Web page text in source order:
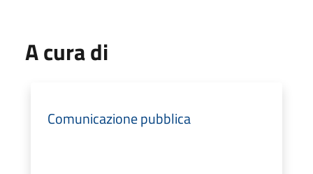
A cura di
Comunicazione pubblica